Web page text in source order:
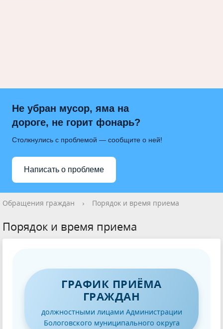
Не убран мусор, яма на
дороге, не горит фонарь?
Столкнулись с проблемой — сообщите о ней!
Написать о проблеме
Обращения граждан › Порядок и время приема
Порядок и время приема
ГРАФИК ПРИЁМА
ГРАЖДАН
должностными лицами Администрации
Бологовского муниципального округа